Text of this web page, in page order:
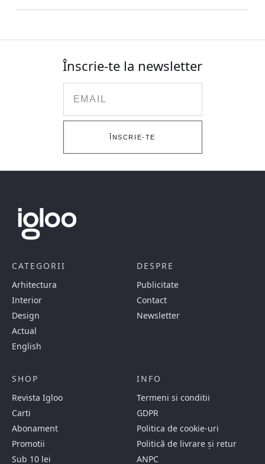
Înscrie-te la newsletter
ÎNSCRIE-TE
CATEGORII
Arhitectura
Interior
Design
Actual
English
DESPRE
Publicitate
Contact
Newsletter
SHOP
Revista Igloo
Carti
Abonament
Promotii
Sub 10 lei
INFO
Termeni si conditii
GDPR
Politica de cookie-uri
Politică de livrare și retur
ANPC